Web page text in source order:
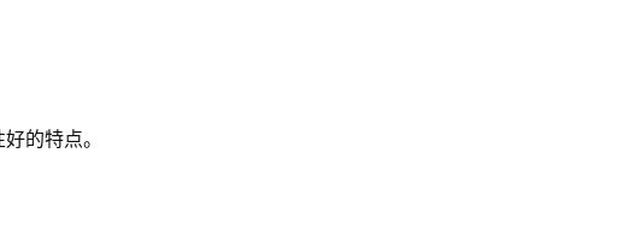
的特点。